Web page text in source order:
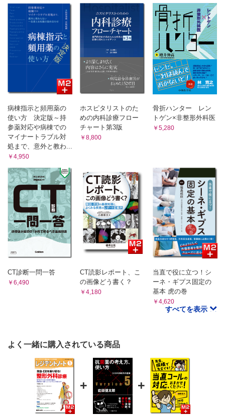
Step Beyond Resident
第228回 心窩部痛のMyth Part2 〜心窩部痛でこれだけは見逃
すな！〜【林 寛之】
対岸の火事、他山の石
第256回 裸眼立体視ノススメ【中島 伸】
病棟指示と頻用薬の
使い方 決定版～持
参薬対応や病棟での
マイナートラブル対
処まで、意外と教わ...
￥4,950
ホスピタリストのた
めの内科診療フロー
チャート第3版
￥8,800
骨折ハンター レン
トゲン×非整形外科医
￥5,280
CT診断一問一答
￥6,490
CT読影レポート、こ
の画像どう書く？
￥4,180
当直で役に立つ！シ
ーネ・ギプス固定の
基本 虎の巻
￥4,620
すべてを表示
よく一緒に購入されている商品
+ +